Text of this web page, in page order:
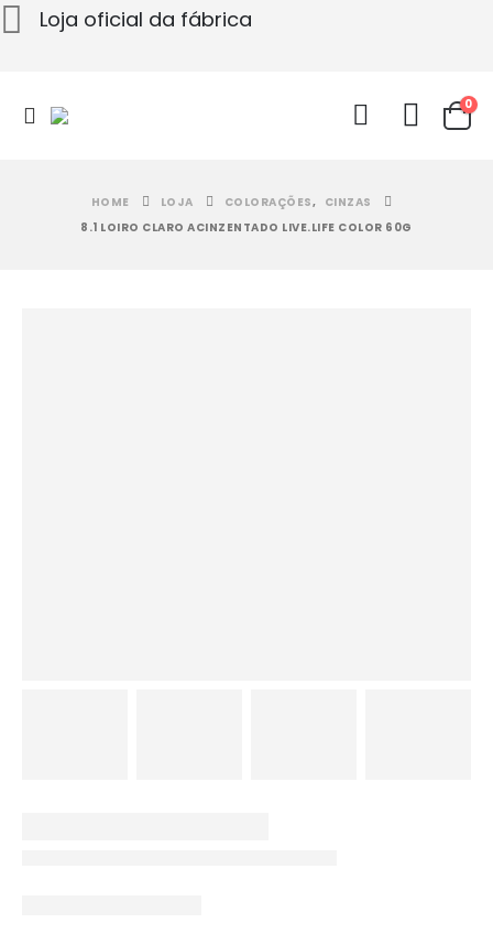
Loja oficial da fábrica
0
HOME LOJA COLORAÇÕES, CINZAS
8.1 LOIRO CLARO ACINZENTADO LIVE.LIFE COLOR 60G